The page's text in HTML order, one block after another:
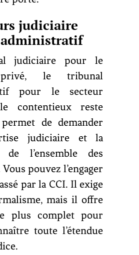
judiciaire
judiciaire pour le
le tribunal
pour le secteur
contentieux reste
de demander
judiciaire et la
de l’ensemble des
pouvez l’engager
par la CCI. Il exige
mais il offre
plus complet pour
toute l’étendue